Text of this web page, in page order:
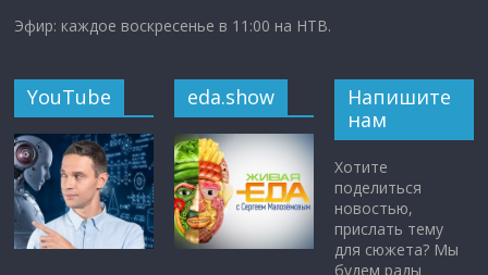
Эфир: каждое воскресенье в 11:00 на НТВ.
YouTube eda.show
Напишите
нам
Хотите
поделиться
новостью,
прислать тему
для сюжета? Мы
будем рады